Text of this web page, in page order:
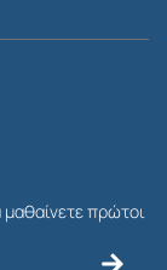
μαθαίνετε πρώτοι
Submit